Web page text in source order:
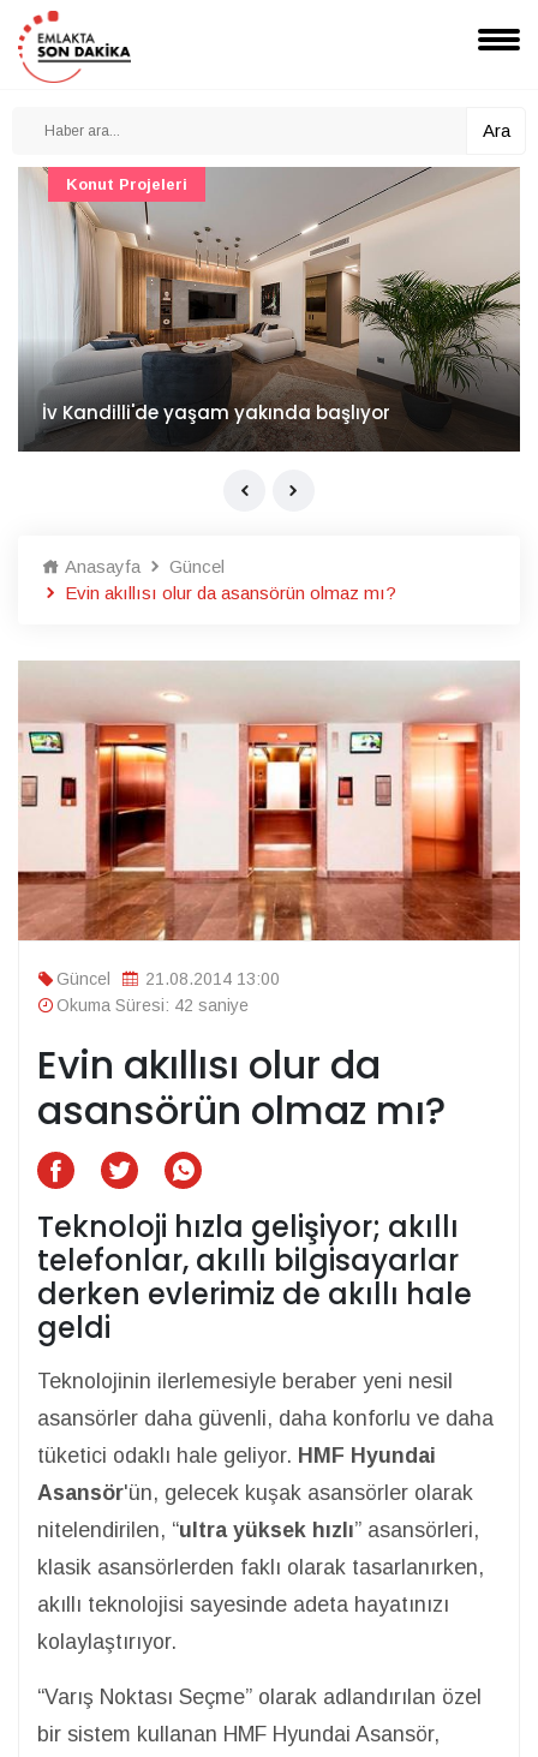
Ara
İv Kandilli'de yaşam yakında başlıyor
Konut Projeleri
Anasayfa
Güncel
Evin akıllısı olur da asansörün olmaz mı?
Güncel
21.08.2014 13:00
Okuma Süresi: 42 saniye
Evin akıllısı olur da
asansörün olmaz mı?
Teknoloji hızla gelişiyor; akıllı
telefonlar, akıllı bilgisayarlar
derken evlerimiz de akıllı hale
geldi
Teknolojinin ilerlemesiyle beraber yeni nesil
asansörler daha güvenli, daha konforlu ve daha
tüketici odaklı hale geliyor. HMF Hyundai
Asansör'ün, gelecek kuşak asansörler olarak
nitelendirilen, “ultra yüksek hızlı” asansörleri,
klasik asansörlerden faklı olarak tasarlanırken,
akıllı teknolojisi sayesinde adeta hayatınızı
kolaylaştırıyor.
“Varış Noktası Seçme” olarak adlandırılan özel
bir sistem kullanan HMF Hyundai Asansör,